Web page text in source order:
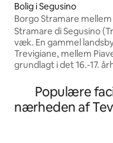
Bolig i Segusino
Borgo Stramare
og Segusino
Stramare di Segusino
væk. En gammel
Trevigiane, mellem
grundlagt i det 16.-17.
vand og tømmer. I
muligheder: 10
Valdobbiadene/
Populære
nærheden af